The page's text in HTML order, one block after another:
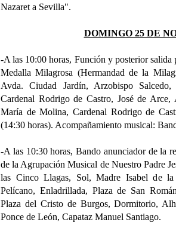
Nazaret a Sevilla".
DOMINGO 25 DE
-A las 10:00 horas, Función y posterior salida
Medalla Milagrosa (Hermandad de la
Avda. Ciudad Jardín, Arzobispo
Cardenal Rodrigo de Castro, José de
María de Molina, Cardenal Rodrigo de
(14:30 horas). Acompañamiento musical:
-A las 10:30 horas, Bando anunciador de la
de la Agrupación Musical de Nuestro Padre
las Cinco Llagas, Sol, Madre Isabel de
Pelícano, Enladrillada, Plaza de San
Plaza del Cristo de Burgos, Dormitorio,
Ponce de León, Capataz Manuel Santiago.